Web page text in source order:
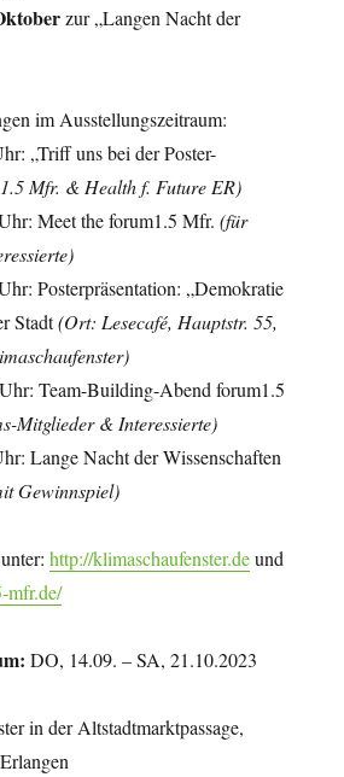
zur „Langen Nacht der
im Ausstellungszeitraum:
„Triff uns bei der Poster-
Mfr. & Health f. Future ER)
Meet the forum1.5 Mfr.(für
Posterpräsentation: „Demokratie
Stadt(Ort: Lesecafé, Hauptstr. 55,
Team-Building-Abend forum1.5
Mitglieder & Interessierte)
Lange Nacht der Wissenschaften
Gewinnspiel)
http://klimaschaufenster.deund
mfr.de/
DO, 14.09. – SA, 21.10.2023
in der Altstadtmarktpassage,